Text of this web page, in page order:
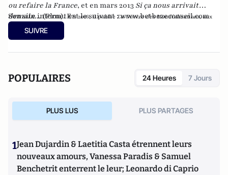
ou refaire la France, et en mars 2013 Si ça nous arrivait
demain...(Plon). En2016, il publie La Guerre des Mondialisations, aux
éditions Economica
et en 2017 "La France, ce malade imaginaire"
chez le même éditeur.
Son site internet est le suivant :www.betbezeconseil.com
SUIVRE
POPULAIRES 24 Heures 7 Jours
PLUS LUS PLUS PARTAGES
1Jean Dujardin & Laetitia Casta étrennent leurs
nouveaux amours, Vanessa Paradis & Samuel
Benchetrit enterrent le leur; Leonardo di Caprio